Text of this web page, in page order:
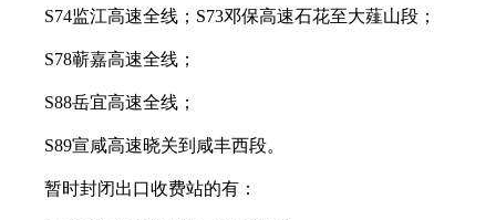
S74监江高速全线；S73邓保高速石花至大薤山段；
S78蕲嘉高速全线；
S88岳宜高速全线；
S89宣咸高速晓关到咸丰西段。
暂时封闭出口收费站的有：